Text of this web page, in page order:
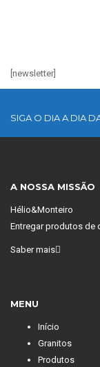
[newsletter]
SIGA O DIA A DIA
A NOSSA MISSÃO
Hélio&Monteiro
Entregar produtos de
Saber mais
MENU
Início
Granitos
Produtos